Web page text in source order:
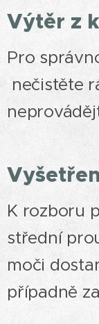
Výtěr z
Pro
nečistěte
K rozboru
střední
moči
případně